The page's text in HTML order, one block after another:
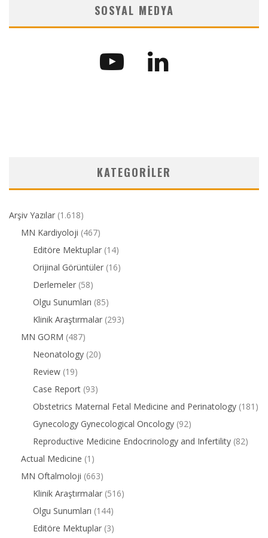
SOSYAL MEDYA
KATEGORILER
Arşiv Yazılar (1.618)
MN Kardiyoloji (467)
Editöre Mektuplar (14)
Orijinal Görüntüler (16)
Derlemeler (58)
Olgu Sunumları (85)
Klinik Araştırmalar (293)
MN GORM (487)
Neonatology (20)
Review (19)
Case Report (93)
Obstetrics Maternal Fetal Medicine and Perinatology (181)
Gynecology Gynecological Oncology (92)
Reproductive Medicine Endocrinology and Infertility (82)
Actual Medicine (1)
MN Oftalmoloji (663)
Klinik Araştırmalar (516)
Olgu Sunumları (144)
Editöre Mektuplar (3)